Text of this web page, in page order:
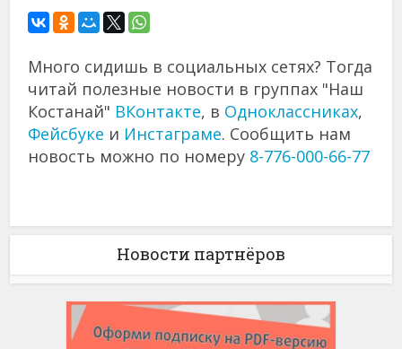
Много сидишь в социальных сетях? Тогда
читай полезные новости в группах "Наш
Костанай" ВКонтакте, в Одноклассниках,
Фейсбуке и Инстаграме. Сообщить нам
новость можно по номеру 8-776-000-66-77
Новости партнёров